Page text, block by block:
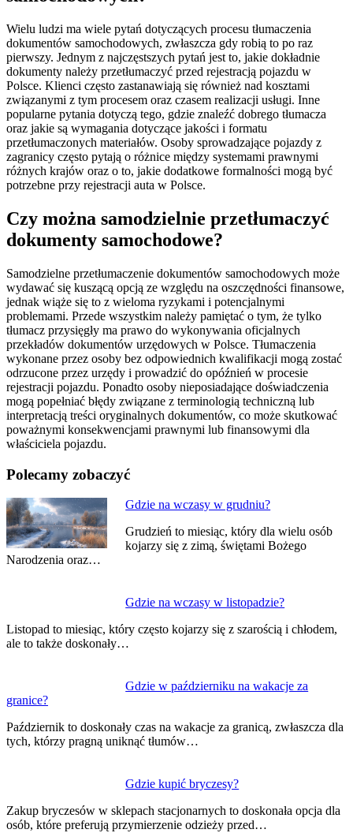
Wielu ludzi ma wiele pytań dotyczących procesu tłumaczenia
dokumentów samochodowych, zwłaszcza gdy robią to po raz
pierwszy. Jednym z najczęstszych pytań jest to, jakie dokładnie
dokumenty należy przetłumaczyć przed rejestracją pojazdu w
Polsce. Klienci często zastanawiają się również nad kosztami
związanymi z tym procesem oraz czasem realizacji usługi. Inne
popularne pytania dotyczą tego, gdzie znaleźć dobrego tłumacza
oraz jakie są wymagania dotyczące jakości i formatu
przetłumaczonych materiałów. Osoby sprowadzające pojazdy z
zagranicy często pytają o różnice między systemami prawnymi
różnych krajów oraz o to, jakie dodatkowe formalności mogą być
potrzebne przy rejestracji auta w Polsce.
Czy można samodzielnie przetłumaczyć
dokumenty samochodowe?
Samodzielne przetłumaczenie dokumentów samochodowych może
wydawać się kuszącą opcją ze względu na oszczędności finansowe,
jednak wiąże się to z wieloma ryzykami i potencjalnymi
problemami. Przede wszystkim należy pamiętać o tym, że tylko
tłumacz przysięgły ma prawo do wykonywania oficjalnych
przekładów dokumentów urzędowych w Polsce. Tłumaczenia
wykonane przez osoby bez odpowiednich kwalifikacji mogą zostać
odrzucone przez urzędy i prowadzić do opóźnień w procesie
rejestracji pojazdu. Ponadto osoby nieposiadające doświadczenia
mogą popełniać błędy związane z terminologią techniczną lub
interpretacją treści oryginalnych dokumentów, co może skutkować
poważnymi konsekwencjami prawnymi lub finansowymi dla
właściciela pojazdu.
Polecamy zobaczyć
Gdzie na wczasy w grudniu?
Grudzień to miesiąc, który dla wielu osób
kojarzy się z zimą, świętami Bożego
Narodzenia oraz…
Gdzie na wczasy w listopadzie?
Listopad to miesiąc, który często kojarzy się z szarością i chłodem,
ale to także doskonały…
Gdzie w październiku na wakacje za
granice?
Październik to doskonały czas na wakacje za granicą, zwłaszcza dla
tych, którzy pragną uniknąć tłumów…
Gdzie kupić bryczesy?
Zakup bryczesów w sklepach stacjonarnych to doskonała opcja dla
osób, które preferują przymierzenie odzieży przed…
Nawigacja
wpisu